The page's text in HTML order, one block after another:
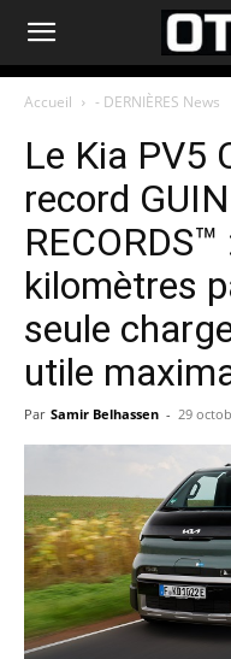
Accueil - DERNIÈRES News
Le Kia PV5
record
kilomètres
seule
utile
Par Samir Belhassen - 29